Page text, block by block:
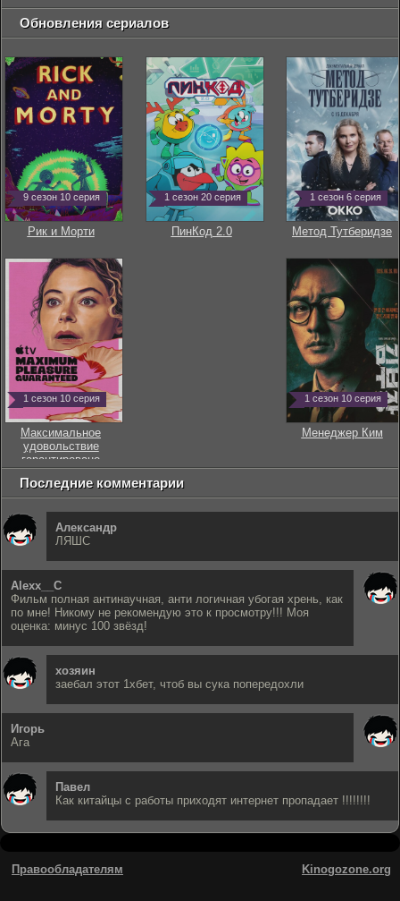
Обновления сериалов
9 сезон 10 серия
Рик и Морти
1 сезон 20 серия
ПинКод 2.0
1 сезон 6 серия
Метод Тутберидзе
1 сезон 10 серия
Максимальное
удовольствие
гарантировано
1 сезон 10 серия
Менеджер Ким
Последние комментарии
Александр
ЛЯШС
Alexx__C
Фильм полная антинаучная, анти логичная убогая хрень, как
по мне! Никому не рекомендую это к просмотру!!! Моя
оценка: минус 100 звёзд!
хозяин
заебал этот 1хбет, чтоб вы сука попередохли
Игорь
Ага
Павел
Как китайцы с работы приходят интернет пропадает !!!!!!!!
Правообладателям Kinogozone.org